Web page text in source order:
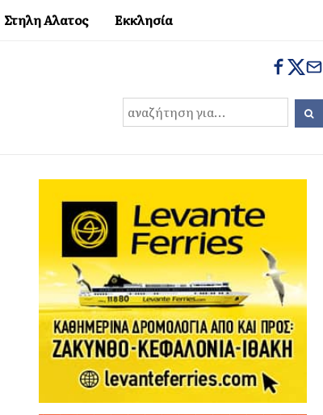
Στηλη Αλατος Εκκλησία